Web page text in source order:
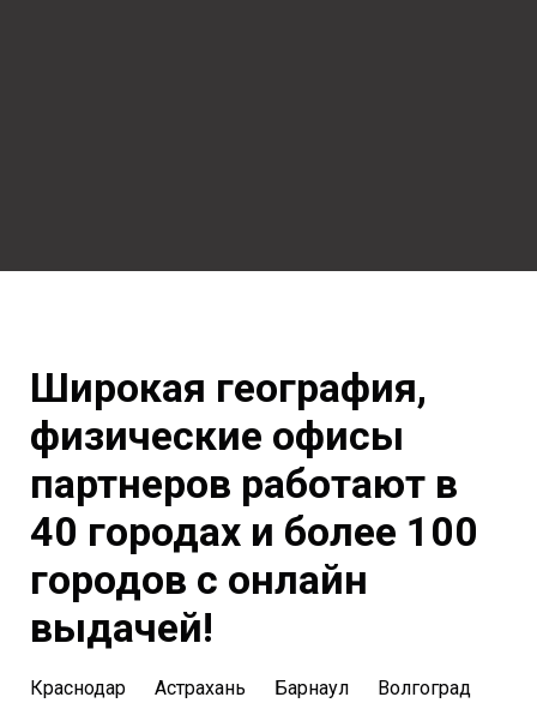
Широкая география,
физические офисы
партнеров работают в
40 городах и более 100
городов с онлайн
выдачей!
Краснодар Астрахань Барнаул
Волгоград